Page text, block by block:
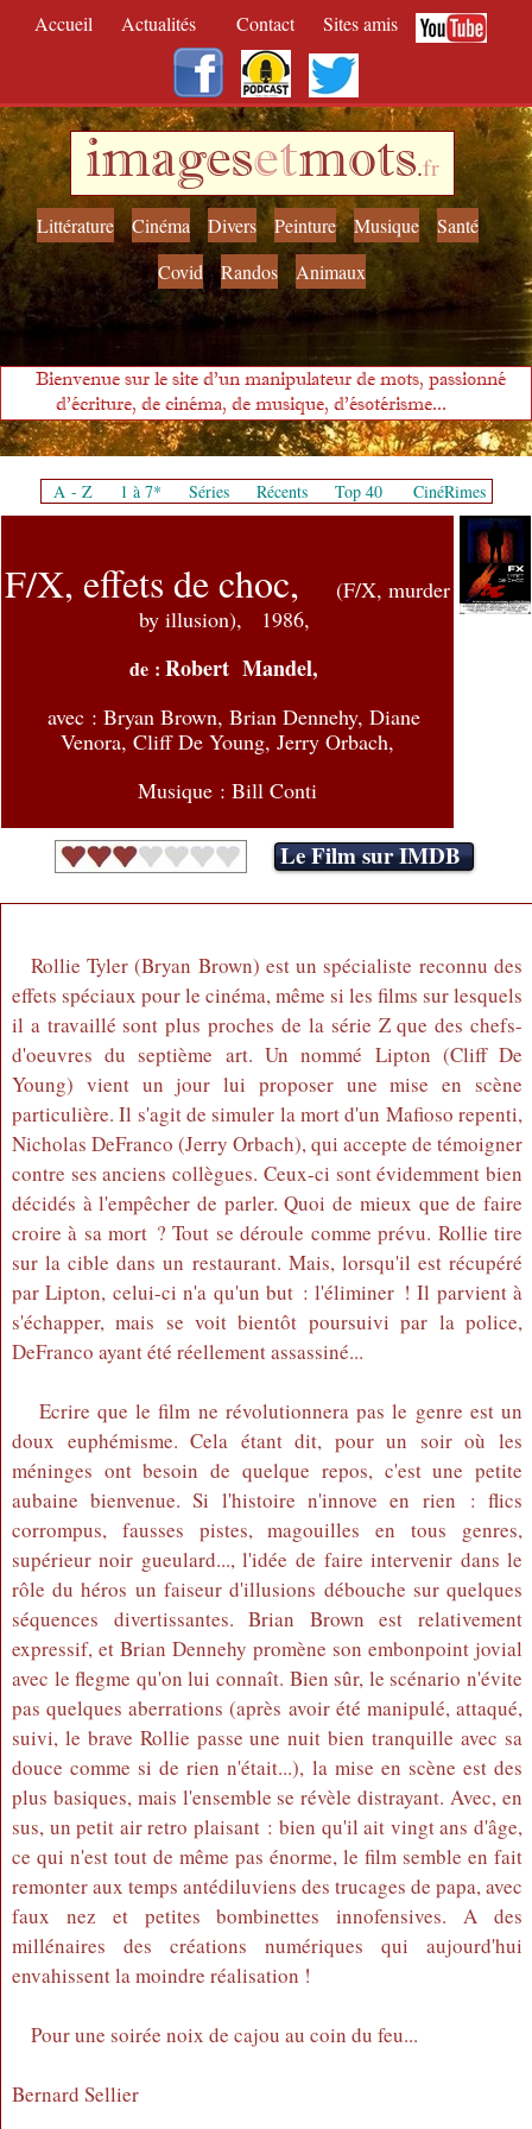
Accueil Actualités Contact Sites amis
imagesetmots.fr
Littérature Cinéma Divers Peinture Musique
Santé
Covid
Randos Animaux
Bienvenue sur le site d'un manipulateur de mots, passionné
d'écriture, de cinéma, de musique, d'ésotérisme...
A - Z 1 à 7* Séries Récents Top 40 CinéRimes
F/X, effets de choc,
(F/X, murder
by illusion),
1986,
de :Robert Mandel,
avec : Bryan Brown, Brian Dennehy, Diane
Venora, Cliff De Young, Jerry Orbach,
Musique : Bill Conti
Le Film sur IMDB
Rollie Tyler (Bryan Brown) est un spécialiste reconnu des
effets spéciaux pour le cinéma, même si les films sur lesquels
il a travaillé sont plus proches de la série Z que des chefs-
d'oeuvres du septième art. Un nommé Lipton (Cliff De
Young) vient un jour lui proposer une mise en scène
particulière. Il s'agit de simuler la mort d'un Mafioso repenti,
Nicholas DeFranco (Jerry Orbach), qui accepte de témoigner
contre ses anciens collègues. Ceux-ci sont évidemment bien
décidés à l'empêcher de parler. Quoi de mieux que de faire
croire à sa mort ? Tout se déroule comme prévu. Rollie tire
sur la cible dans un restaurant. Mais, lorsqu'il est récupéré
par Lipton, celui-ci n'a qu'un but : l'éliminer ! Il parvient à
s'échapper, mais se voit bientôt poursuivi par la police,
DeFranco ayant été réellement assassiné...
Ecrire que le film ne révolutionnera pas le genre est un
doux euphémisme. Cela étant dit, pour un soir où les
méninges ont besoin de quelque repos, c'est une petite
aubaine bienvenue. Si l'histoire n'innove en rien : flics
corrompus, fausses pistes, magouilles en tous genres,
supérieur noir gueulard..., l'idée de faire intervenir dans le
rôle du héros un faiseur d'illusions débouche sur quelques
séquences divertissantes. Brian Brown est relativement
expressif, et Brian Dennehy promène son embonpoint jovial
avec le flegme qu'on lui connaît. Bien sûr, le scénario n'évite
pas quelques aberrations (après avoir été manipulé, attaqué,
suivi, le brave Rollie passe une nuit bien tranquille avec sa
douce comme si de rien n'était...), la mise en scène est des
plus basiques, mais l'ensemble se révèle distrayant. Avec, en
sus, un petit air retro plaisant : bien qu'il ait vingt ans d'âge,
ce qui n'est tout de même pas énorme, le film semble en fait
remonter aux temps antédiluviens des trucages de papa, avec
faux nez et petites bombinettes innofensives. A des
millénaires des créations numériques qui aujourd'hui
envahissent la moindre réalisation !
Pour une soirée noix de cajou au coin du feu...
Bernard Sellier